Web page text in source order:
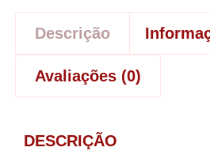
Descrição
Avaliações (0)
DESCRIÇÃO